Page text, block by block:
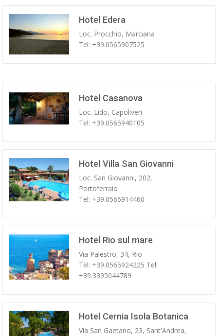
Hotel Edera
Loc. Procchio, Marciana
Tel: +39.0565907525
Hotel Casanova
Loc. Lido, Capoliveri
Tel: +39.0565940105
Hotel Villa San Giovanni
Loc. San Giovanni, 202,
Portoferraio
Tel: +39.0565914460
Hotel Rio sul mare
Via Palestro, 34, Rio
Tel: +39.0565924225 Tel:
+39.3395044789
Hotel Cernia Isola Botanica
Via San Gaetano, 23, Sant'Andrea,